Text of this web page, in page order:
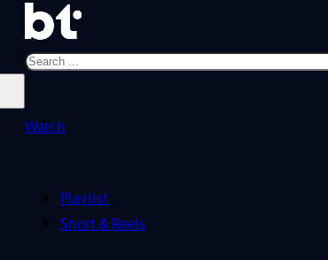
Search
Watch
Playlist
Short & Reels